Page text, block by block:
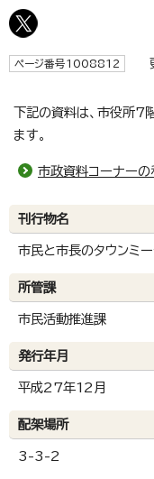
ページ番号1008812
下記の資料は、市役所7
ます。
市政資料コーナーの
刊行物名
市民と市長のタウン
所管課
市民活動推進課
発行年月
平成27年12月
配架場所
3-3-2